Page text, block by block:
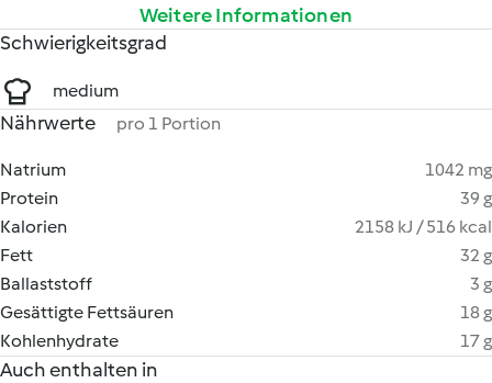
Weitere Informationen
Schwierigkeitsgrad
medium
Nährwerte pro 1 Portion
Natrium
1042 mg
Protein
39 g
Kalorien
2158 kJ / 516 kcal
Fett
32 g
Ballaststoff
3 g
Gesättigte Fettsäuren
18 g
Kohlenhydrate
17 g
Auch enthalten in